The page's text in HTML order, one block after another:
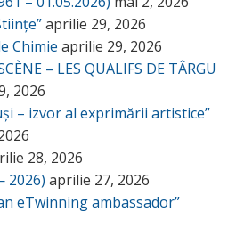
aprilie 29, 2026
Chimie aprilie 29, 2026
– LES QUALIFS DE TÂRGU
2026
– izvor al exprimării artistice”
28, 2026
2026) aprilie 27, 2026
eTwinning ambassador”